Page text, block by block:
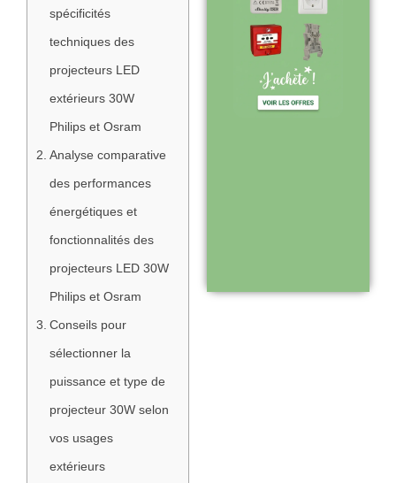
spécificités
techniques des
projecteurs LED
extérieurs 30W
Philips et Osram
Analyse comparative
des performances
énergétiques et
fonctionnalités des
projecteurs LED 30W
Philips et Osram
Conseils pour
sélectionner la
puissance et type de
projecteur 30W selon
vos usages
extérieurs
24-48h :
livraison rapide
après validation
de commande